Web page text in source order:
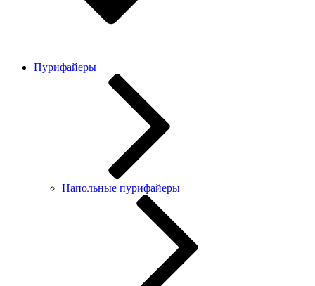
Пурифайеры
Напольные пурифайеры